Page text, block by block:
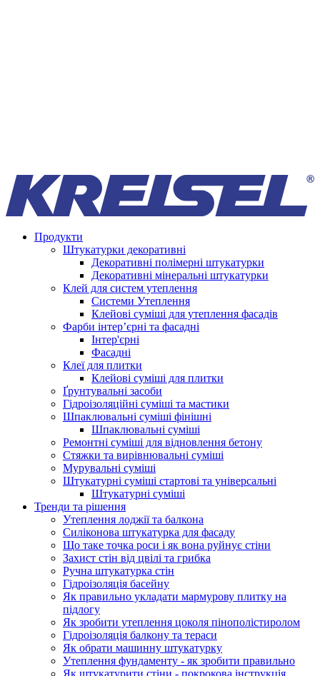
Продукти
Штукатурки декоративні
Декоративні полімерні штукатурки
Декоративні мінеральні штукатурки
Клей для систем утеплення
Системи Утеплення
Клейові суміші для утеплення фасадів
Фарби інтер’єрні та фасадні
Інтер'єрні
Фасадні
Клеї для плитки
Клейові суміші для плитки
Ґрунтувальні засоби
Гідроізоляційні суміші та мастики
Шпаклювальні суміші фінішні
Шпаклювальні суміші
Ремонтні суміші для відновлення бетону
Стяжки та вирівнювальні суміші
Мурувальні суміші
Штукатурні суміші стартові та універсальні
Штукатурні суміші
Тренди та рішення
Утеплення лоджії та балкона
Силіконова штукатурка для фасаду
Що таке точка роси і як вона руйнує стіни
Захист стін від цвілі та грибка
Ручна штукатурка стін
Гідроізоляція басейну
Як правильно укладати мармурову плитку на
підлогу
Як зробити утеплення цоколя пінополістиролом
Гідроізоляція балкону та тераси
Як обрати машинну штукатурку
Утеплення фундаменту - як зробити правильно
Як штукатурити стіни - покрокова інструкція